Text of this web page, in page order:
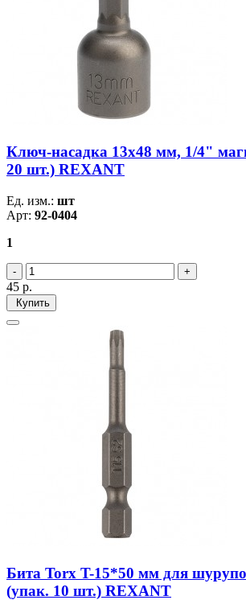
Ключ-насадка 13х48 мм, 1/4"
20 шт.) REXANT
Ед. изм.: шт
Арт: 92-0404
1
45 р.
Купить
Бита Torx T-15*50 мм для
(упак. 10 шт.) REXANT